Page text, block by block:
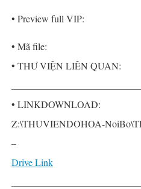
• Preview full VIP:
• Mã file:
• THƯ VIỆN LIÊN QUAN:
• LINKDOWNLOAD:
Z:\THUVIENDOHOA-
–
Drive Link